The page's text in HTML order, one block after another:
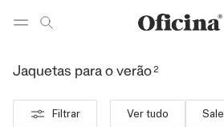
Ir para pagina de pesquisa
Jaquetas para o verão2
Filtrar Ver tudo Sale